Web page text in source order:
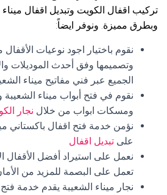
تركيب اقفال الكويت وتبديل اقفال ميناء
وبطرق مميزة. ونوفر ايضاً:
نقوم باختيار اجود نوعيات الأقفال
وتصميمها وفق أحدث الموديلات
الجميع عبر فني مفاتيح ميناء
نقوم في فتح أبواب ميناء
ومسكات ابواب من خلال نجار
نؤمن خدمة فتح اقفال باكستاني
على تبديل اقفال
نعمل على استيراد أفضل الأقفال
تعمل على البصمة للمزيد من
نجار ميناء الشعيبة يقدم خدمة